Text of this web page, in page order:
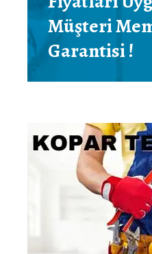
Müşteri
Garantisi !